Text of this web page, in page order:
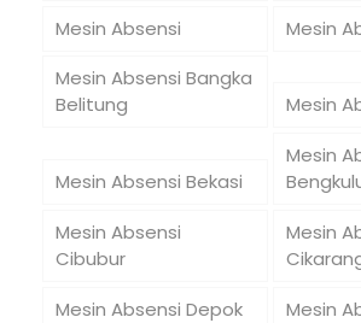
Mesin Absensi
Mesin
Mesin Absensi Bangka
Belitung
Mesin
Mesin Absensi Bekasi
Mesin
Mesin Absensi
Cibubur
Mesin
Mesin Absensi Depok
Mesin